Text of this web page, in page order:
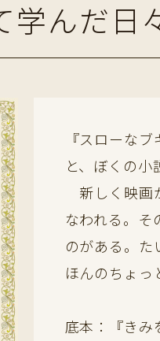
学んだ日
『スローな
と、ぼくの
新しく映画
なわれる。
のがある。た
ほんのちょ
底本：『き